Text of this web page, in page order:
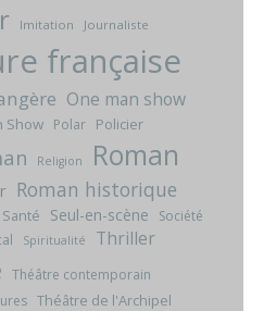
Imitation Journaliste
française
One man show
Show Polar Policier
Religion Roman
Roman historique
Santé Seul-en-scène
Société
Spiritualité Thriller
Théâtre contemporain
Théâtre de l'Archipel